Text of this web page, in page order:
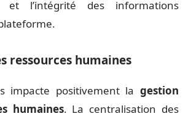
et l’intégrité des informations
ressources humaines
impacte positivement la gestion
humaines. La centralisation des